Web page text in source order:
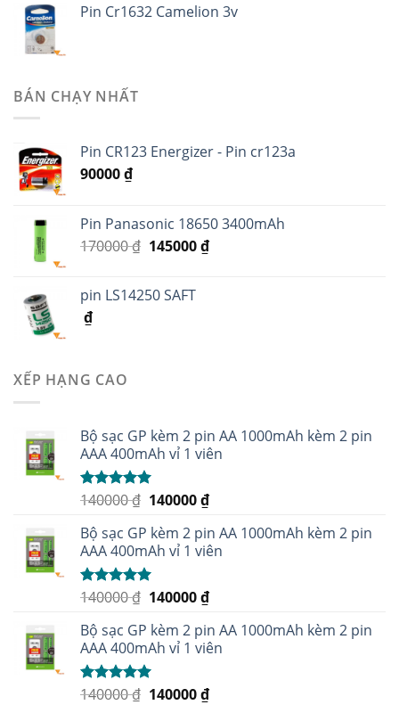
Pin Cr1632 Camelion 3v
BÁN CHẠY NHẤT
Pin CR123 Energizer - Pin cr123a
90000₫
Pin Panasonic 18650 3400mAh
170000₫ 145000₫
pin LS14250 SAFT
₫
XẾP HẠNG CAO
Bộ sạc GP kèm 2 pin AA 1000mAh kèm 2 pin
AAA 400mAh vỉ 1 viên
Được xếp
sao
140000₫ 140000₫
Bộ sạc GP kèm 2 pin AA 1000mAh kèm 2 pin
AAA 400mAh vỉ 1 viên
Được xếp
sao
140000₫ 140000₫
Bộ sạc GP kèm 2 pin AA 1000mAh kèm 2 pin
AAA 400mAh vỉ 1 viên
Được xếp
140000₫ 140000₫